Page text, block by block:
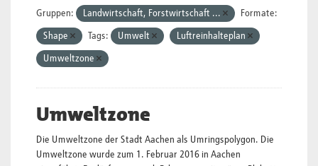
Gruppen: Landwirtschaft, Forstwirtschaft ... Formate:
Shape Tags: Umwelt Luftreinhalteplan
Umweltzone
Umweltzone
Die Umweltzone der Stadt Aachen als Umringspolygon. Die
Umweltzone wurde zum 1. Februar 2016 in Aachen